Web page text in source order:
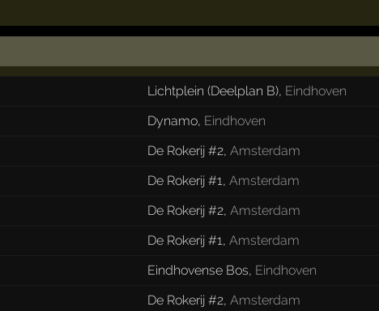
Lichtplein (Deelplan B), Eindhoven
Dynamo, Eindhoven
De Rokerij #2,Amsterdam
De Rokerij #1,Amsterdam
De Rokerij #2,Amsterdam
De Rokerij #1,Amsterdam
Eindhovense Bos, Eindhoven
De Rokerij #2,Amsterdam